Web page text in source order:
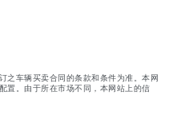
之车辆买卖合同的条款和条件为准。本网
置。由于所在市场不同，本网站上的信